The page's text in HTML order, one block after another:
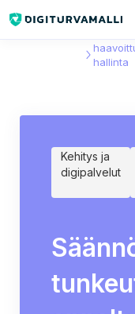
hallinta
Kehitys ja
digipalvelut